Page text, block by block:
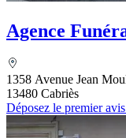
Agence
1358 Avenue Jean
13480 Cabriès
Déposez le premier